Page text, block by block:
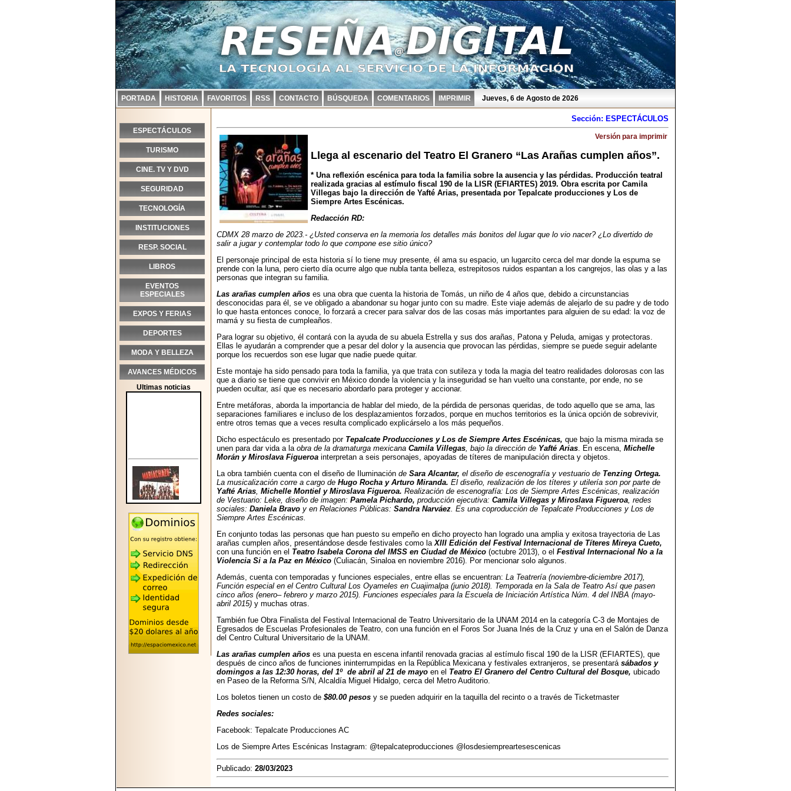
PORTADA HISTORIA FAVORITOS RSS CONTACTO BÚSQUEDA COMENTARIOS IMPRIMIR Jueves, 6 de Agosto de 2026
ESPECTÁCULOS
TURISMO
CINE. TV Y DVD
SEGURIDAD
TECNOLOGÍA
INSTITUCIONES
RESP. SOCIAL
LIBROS
EVENTOS
ESPECIALES
EXPOS Y FERIAS
DEPORTES
MODA Y BELLEZA
AVANCES MÉDICOS
Ultimas noticias
2026-05-25
"MARIACHAZO"
REÚNE A LAS
LEYENDAS
MARIACHI VARGAS
Y NUEVO
TECALITLÁN EN LA
ARENA CDMX.
2025-10-16
Sección: ESPECTÁCULOS
Versión para imprimir
Llega al escenario del Teatro El Granero “Las Arañas cumplen años”.
* Una reflexión escénica para toda la familia sobre la ausencia y las pérdidas. Producción teatral
realizada gracias al estímulo fiscal 190 de la LISR (EFIARTES) 2019. Obra escrita por Camila
Villegas bajo la dirección de Yafté Arias, presentada por Tepalcate producciones y Los de
Siempre Artes Escénicas.
Redacción RD:
CDMX 28 marzo de 2023.- ¿Usted conserva en la memoria los detalles más bonitos del lugar que lo vio nacer? ¿Lo divertido de
salir a jugar y contemplar todo lo que compone ese sitio único?
El personaje principal de esta historia sí lo tiene muy presente, él ama su espacio, un lugarcito cerca del mar donde la espuma se
prende con la luna, pero cierto día ocurre algo que nubla tanta belleza, estrepitosos ruidos espantan a los cangrejos, las olas y a las
personas que integran su familia.
Las arañas cumplen años es una obra que cuenta la historia de Tomás, un niño de 4 años que, debido a circunstancias
desconocidas para él, se ve obligado a abandonar su hogar junto con su madre. Este viaje además de alejarlo de su padre y de todo
lo que hasta entonces conoce, lo forzará a crecer para salvar dos de las cosas más importantes para alguien de su edad: la voz de
mamá y su fiesta de cumpleaños.
Para lograr su objetivo, él contará con la ayuda de su abuela Estrella y sus dos arañas, Patona y Peluda, amigas y protectoras.
Ellas le ayudarán a comprender que a pesar del dolor y la ausencia que provocan las pérdidas, siempre se puede seguir adelante
porque los recuerdos son ese lugar que nadie puede quitar.
Este montaje ha sido pensado para toda la familia, ya que trata con sutileza y toda la magia del teatro realidades dolorosas con las
que a diario se tiene que convivir en México donde la violencia y la inseguridad se han vuelto una constante, por ende, no se
pueden ocultar, así que es necesario abordarlo para proteger y accionar.
Entre metáforas, aborda la importancia de hablar del miedo, de la pérdida de personas queridas, de todo aquello que se ama, las
separaciones familiares e incluso de los desplazamientos forzados, porque en muchos territorios es la única opción de sobrevivir,
entre otros temas que a veces resulta complicado explicárselo a los más pequeños.
Dicho espectáculo es presentado por Tepalcate Producciones y Los de Siempre Artes Escénicas, que bajo la misma mirada se
unen para dar vida a la obra de la dramaturga mexicana Camila Villegas, bajo la dirección de Yafté Arias. En escena, Michelle
Morán y Miroslava Figueroa interpretan a seis personajes, apoyadas de títeres de manipulación directa y objetos.
La obra también cuenta con el diseño de Iluminación de Sara Alcantar, el diseño de escenografía y vestuario de Tenzing Ortega.
La musicalización corre a cargo de Hugo Rocha y Arturo Miranda. El diseño, realización de los títeres y utilería son por parte de
Yafté Arias, Michelle Montiel y Miroslava Figueroa. Realización de escenografía: Los de Siempre Artes Escénicas, realización
de Vestuario: Leke, diseño de imagen: Pamela Pichardo, producción ejecutiva: Camila Villegas y Miroslava Figueroa, redes
sociales: Daniela Bravo y en Relaciones Públicas: Sandra Narváez. Es una coproducción de Tepalcate Producciones y Los de
Siempre Artes Escénicas.
En conjunto todas las personas que han puesto su empeño en dicho proyecto han logrado una amplia y exitosa trayectoria de Las
arañas cumplen años, presentándose desde festivales como laXIII Edición del Festival Internacional de Títeres Mireya Cueto,
con una función en el Teatro Isabela Corona del IMSS en Ciudad de México (octubre 2013), o el Festival Internacional No a la
Violencia Si a la Paz en México (Culiacán, Sinaloa en noviembre 2016). Por mencionar solo algunos.
Además, cuenta con temporadas y funciones especiales, entre ellas se encuentran: La Teatrería (noviembre-diciembre 2017),
Función especial en el Centro Cultural Los Oyameles en Cuajimalpa (junio 2018). Temporada en la Sala de Teatro Así que pasen
cinco años (enero– febrero y marzo 2015). Funciones especiales para la Escuela de Iniciación Artística Núm. 4 del INBA (mayo-
abril 2015) y muchas otras.
También fue Obra Finalista del Festival Internacional de Teatro Universitario de la UNAM 2014 en la categoría C-3 de Montajes de
Egresados de Escuelas Profesionales de Teatro, con una función en el Foros Sor Juana Inés de la Cruz y una en el Salón de Danza
del Centro Cultural Universitario de la UNAM.
Las arañas cumplen años es una puesta en escena infantil renovada gracias al estímulo fiscal 190 de la LISR (EFIARTES), que
después de cinco años de funciones ininterrumpidas en la República Mexicana y festivales extranjeros, se presentará sábados y
domingos a las 12:30 horas, del 1º de abril al 21 de mayo en el Teatro El Granero del Centro Cultural del Bosque, ubicado
en Paseo de la Reforma S/N, Alcaldía Miguel Hidalgo, cerca del Metro Auditorio.
Los boletos tienen un costo de $80.00 pesos y se pueden adquirir en la taquilla del recinto o a través de Ticketmaster
Redes sociales:
Facebook: Tepalcate Producciones AC
Los de Siempre Artes Escénicas Instagram: @tepalcateproducciones @losdesiempreartesescenicas
Publicado: 28/03/2023